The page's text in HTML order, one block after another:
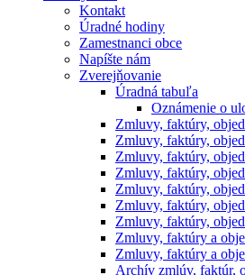
Kontakt
Úradné hodiny
Zamestnanci obce
Napíšte nám
Zverejňovanie
Úradná tabuľa
Oznámenie o
Zmluvy, faktúry,
Zmluvy, faktúry,
Zmluvy, faktúry,
Zmluvy, faktúry,
Zmluvy, faktúry,
Zmluvy, faktúry,
Zmluvy, faktúry,
Zmluvy, faktúry a
Zmluvy, faktúry a
Archív zmlúv, faktúr,